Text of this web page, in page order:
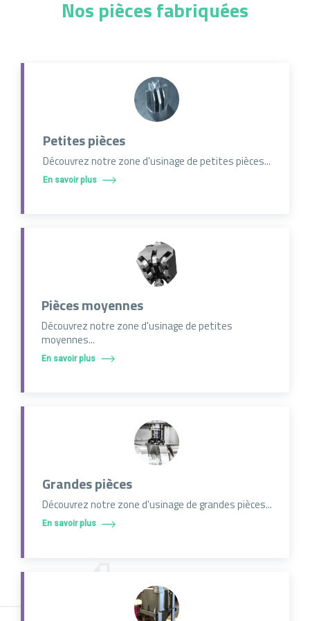
Nos pièces fabriquées
Petites pièces
Découvrez notre zone d'usinage de petites pièces...
En savoir plus
Pièces moyennes
Découvrez notre zone d'usinage de petites
moyennes...
En savoir plus
Grandes pièces
Découvrez notre zone d'usinage de grandes pièces...
En savoir plus